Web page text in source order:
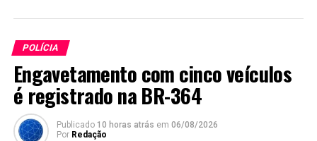
POLÍCIA
Engavetamento com cinco veículos
é registrado na BR-364
Publicado 10 horas atrás em 06/08/2026
Por Redação